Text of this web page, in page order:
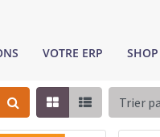
VOTRE ERP SHOP
Trier